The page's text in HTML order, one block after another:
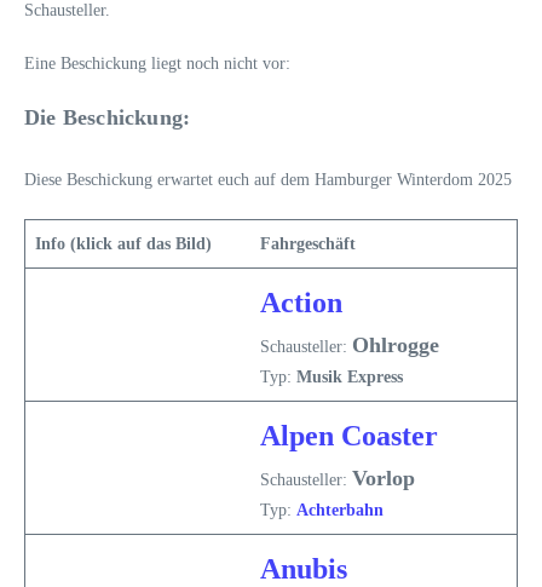
Schausteller.
Eine Beschickung liegt noch nicht vor:
Die Beschickung:
Diese Beschickung erwartet euch auf dem Hamburger Winterdom 2025
Info (klick auf das Bild) Fahrgeschäft
Action
Schausteller: Ohlrogge
Typ: Musik Express
Alpen Coaster
Schausteller: Vorlop
Typ: Achterbahn
Anubis